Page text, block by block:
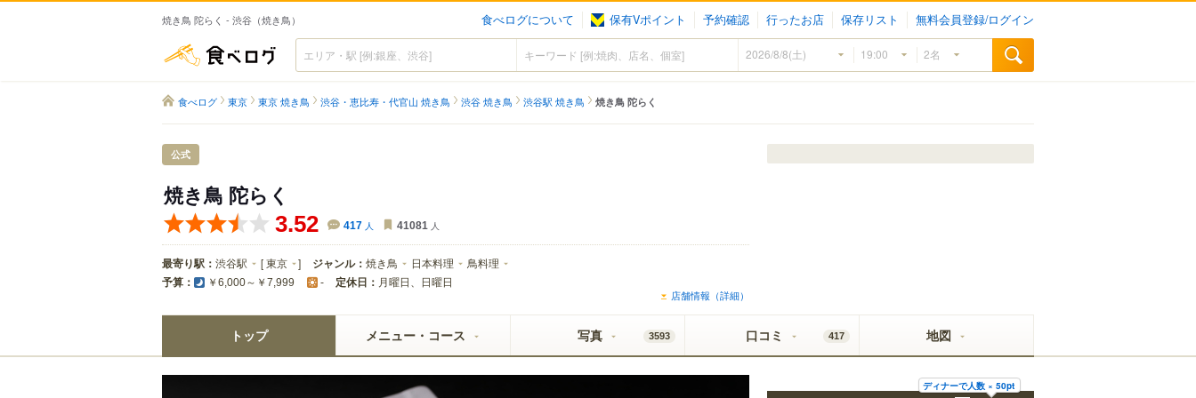
焼き鳥 陀らく - 渋谷（焼き鳥） 食べログについて 保有Vポイント 予約確認 行ったお店 保存リスト 無料会員登録/ログイン
食べログ
食べログ 東京 東京 焼き鳥 渋谷・恵比寿・代官山 焼き鳥 渋谷 焼き鳥 渋谷駅 焼き鳥 焼き鳥 陀らく
公式
焼き鳥 陀らく
3.52 417 人 41081 人
最寄り駅： 渋谷駅 [東京 ] ジャンル： 焼き鳥 日本料理 鳥料理
予算： ￥6,000～￥7,999 - 定休日： 月曜日、日曜日
店舗情報（詳細）
トップ メニュー・コース 写真 3593 口コミ 417 地図
ディナーで人数 × 50pt